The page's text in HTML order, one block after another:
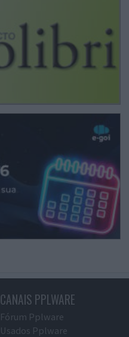
CANAIS PPLWARE
Fórum Pplware
Usados Pplware